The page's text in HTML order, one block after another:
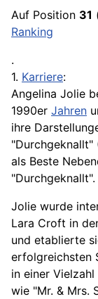
Auf Position 31
Ranking
.
1. Karriere:
Angelina Jolie
1990er Jahren
ihre
"Durchgeknallt"
als Beste
"Durchgeknallt".
Jolie wurde
Lara Croft in
und etablierte
erfolgreichsten
in einer
wie "Mr. & Mrs.